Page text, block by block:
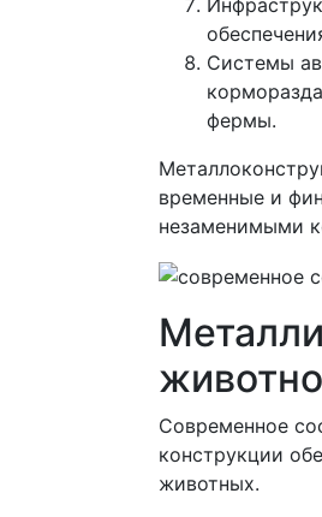
Системы
фермы.
временные и
незаменимыми
Современное
конструкции
животных.